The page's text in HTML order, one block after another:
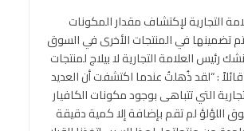
التجارية لإكتشاف مقدار المكونات
تضمينها في المنتجات الأخرى في السوق
رئيس العلامة التجارية لا بيلاج لمنتجات
: “لقد ذُهلتُ عندما اكتشفت أن العديد
التي تتباهى بوجود مكونات الكافيار
اللؤلؤ لم تقم بإضافة إلا كمية دقيقة